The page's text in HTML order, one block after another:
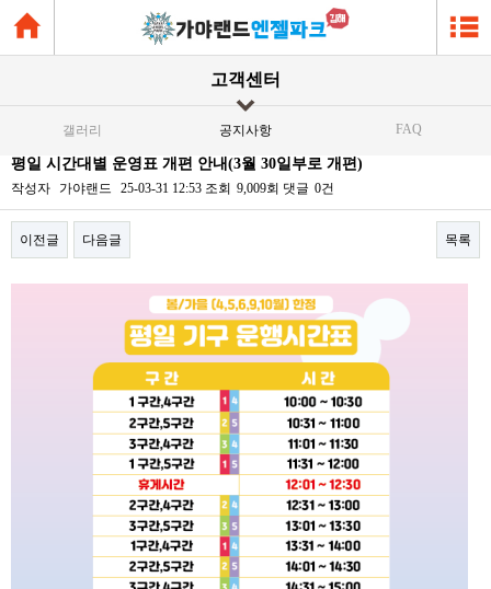
고객센터
갤러리 공지사항 FAQ
평일 시간대별 운영표 개편 안내(3월 30일부로 개편)
작성자 가야랜드 25-03-31 12:53 조회 9,009회 댓글 0건
이전글 다음글 목록